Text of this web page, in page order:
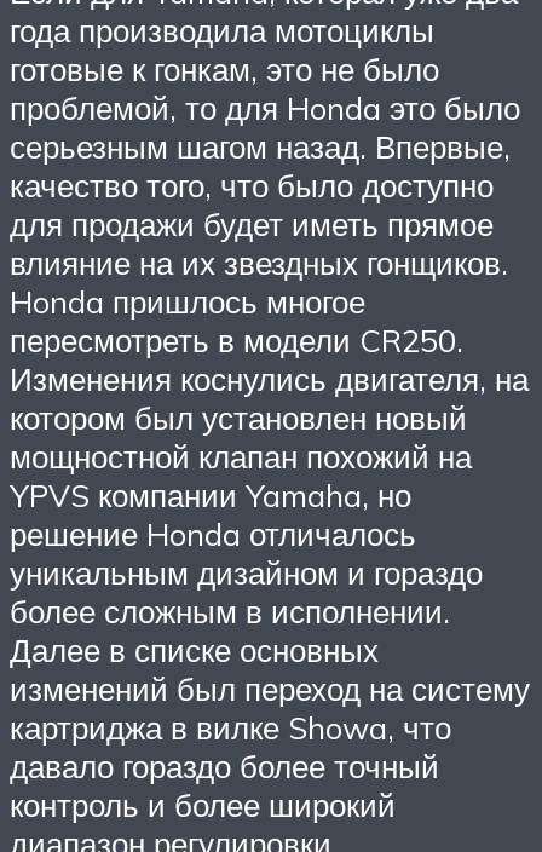
года производила мотоциклы
готовые к гонкам, это не было
проблемой, то для Honda это было
серьезным шагом назад. Впервые,
качество того, что было доступно
для продажи будет иметь прямое
влияние на их звездных гонщиков.
Honda пришлось многое
пересмотреть в модели CR250.
Изменения коснулись двигателя, на
котором был установлен новый
мощностной клапан похожий на
YPVS компании Yamaha, но
решение Honda отличалось
уникальным дизайном и гораздо
более сложным в исполнении.
Далее в списке основных
изменений был переход на систему
картриджа в вилке Showa, что
давало гораздо более точный
контроль и более широкий
диапазон регулировки